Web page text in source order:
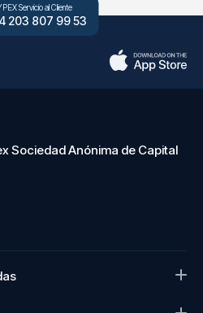
Servicio al Cliente
203 807 99 53
Sociedad Anónima de Capital